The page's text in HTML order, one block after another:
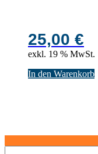
25,00 €
exkl. 19 % MwSt.
In den Warenkorb